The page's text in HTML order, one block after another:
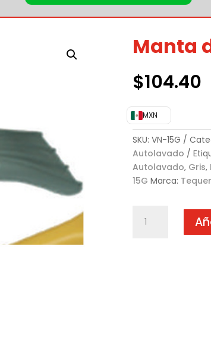
Manta
$104.40
MXN
SKU: VN-15G
Autolavado
Autolavado, Gris,
15G Marca: